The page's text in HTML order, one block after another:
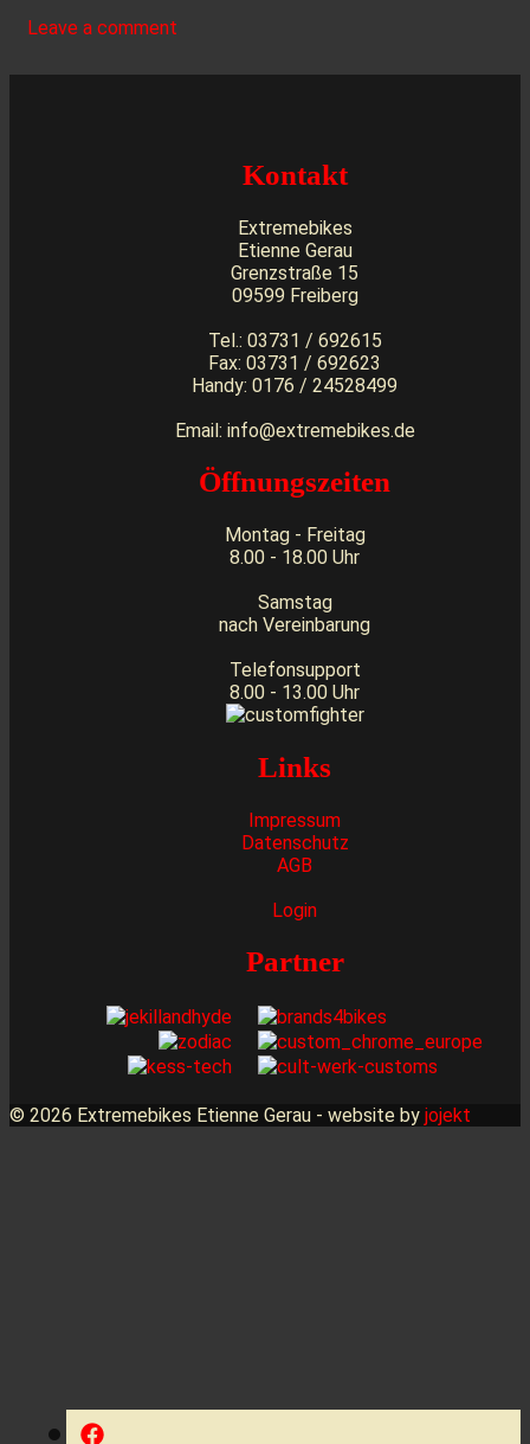
Leave a comment
Kontakt
Extremebikes
Etienne Gerau
Grenzstraße 15
09599 Freiberg
Tel.: 03731 / 692615
Fax: 03731 / 692623
Handy: 0176 / 24528499
Email: info@extremebikes.de
Öffnungszeiten
Montag - Freitag
8.00 - 18.00 Uhr
Samstag
nach Vereinbarung
Telefonsupport
8.00 - 13.00 Uhr
Links
Impressum
Datenschutz
AGB
Login
Partner
© 2026 Extremebikes Etienne Gerau - website by jojekt